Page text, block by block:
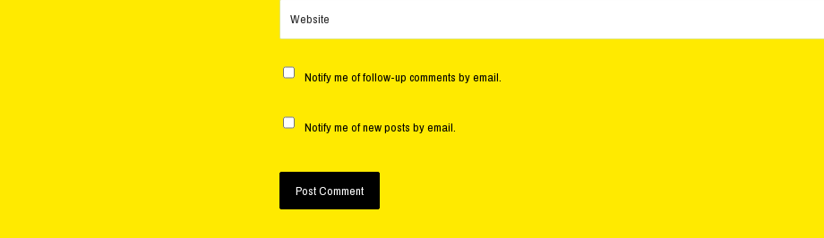
Website
Notify me of follow-up comments by email.
Notify me of new posts by email.